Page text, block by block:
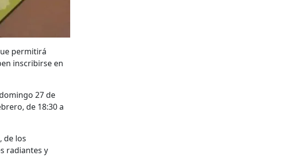
permitirá
inscribirse en
27 de
de 18:30 a
de los
radiantes y